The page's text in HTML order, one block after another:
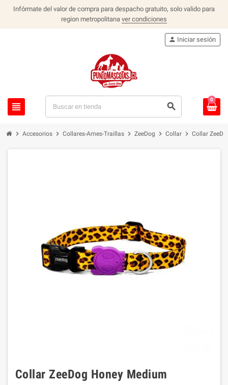
Infórmate del valor de compra para despacho gratuito, solo valido para
region metropolitana ver condiciones
view_headline search
person Iniciar sesión
0
chevron_right Accesorios chevron_right Collares-Arnes-Traillas chevron_right ZeeDog chevron_right Collar chevron_right Collar
Collar ZeeDog Honey Medium